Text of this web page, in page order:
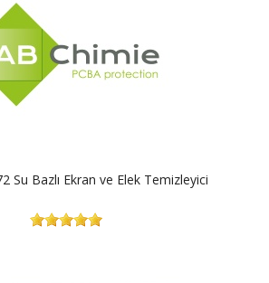
Su Bazlı Ekran ve Elek Temizleyici